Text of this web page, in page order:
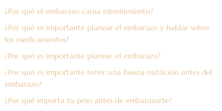
¿Por qué el embarazo causa estreñimiento?
¿Por qué es importante planear el embarazo y hablar sobre
los medicamentos?
¿Por qué es importante planear el embarazo?
¿Por qué es importante tener una buena nutrición antes del
embarazo?
¿Por qué importa tu peso antes de embarazarte?